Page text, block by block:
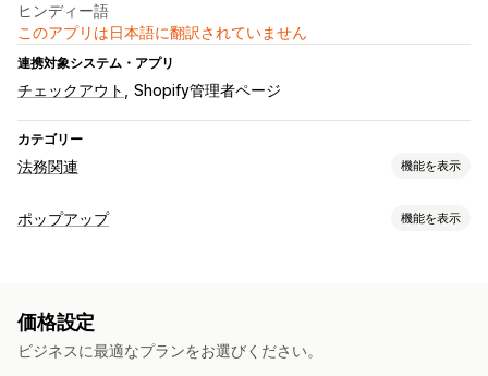
ヒンディー語
このアプリは日本語に翻訳されていません
連携対象システム・アプリ
チェックアウト Shopify管理者ページ
カテゴリー
法務関連 機能を表示
コンプライアンス
チェックボックス
ウィジェット配置
カスタムCSS ページ制限
ポップアップ 機能を表示
ポップアップ管理
価格設定
ビジネスに最適なプランをお選びください。